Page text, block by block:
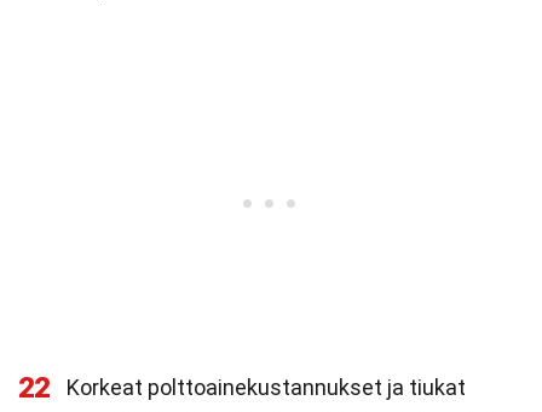
22
Korkeat polttoainekustannukset ja tiukat